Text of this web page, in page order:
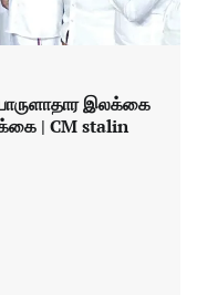
இலக்கை
| CM stalin